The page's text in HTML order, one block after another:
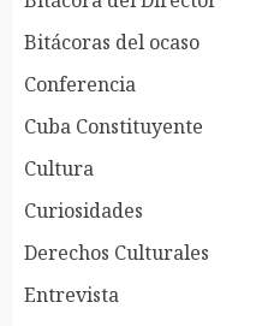
Bitácoras del ocaso
Conferencia
Cuba Constituyente
Cultura
Curiosidades
Derechos Culturales
Entrevista